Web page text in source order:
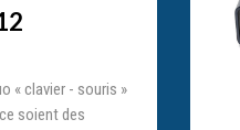
« clavier - souris »
soient des